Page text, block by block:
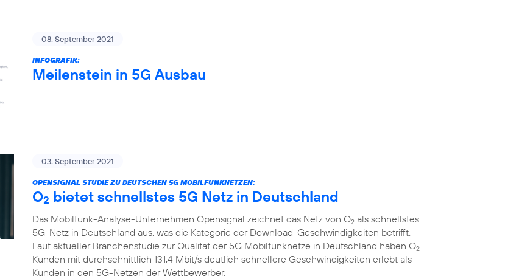
08. September 2021
INFOGRAFIK:
Meilenstein in 5G Ausbau
03. September 2021
OPENSIGNAL STUDIE ZU DEUTSCHEN 5G MOBILFUNKNETZEN:
O2 bietet schnellstes 5G Netz in Deutschland
Das Mobilfunk-Analyse-Unternehmen Opensignal zeichnet das Netz von O2 als schnellstes
5G-Netz in Deutschland aus, was die Kategorie der Download-Geschwindigkeiten betrifft.
Laut aktueller Branchenstudie zur Qualität der 5G Mobilfunknetze in Deutschland haben O2
Kunden mit durchschnittlich 131,4 Mbit/s deutlich schnellere Geschwindigkeiten erlebt als
Kunden in den 5G-Netzen der Wettbewerber.